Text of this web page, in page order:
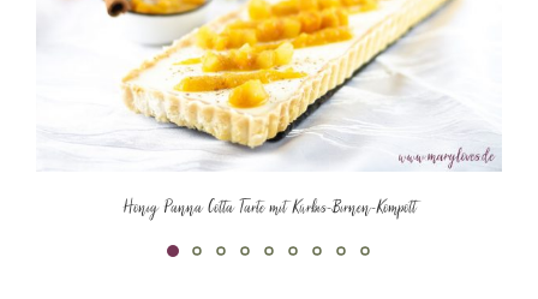
Honig Panna Cotta Tarte mit Kürbis-Birnen-Kompott